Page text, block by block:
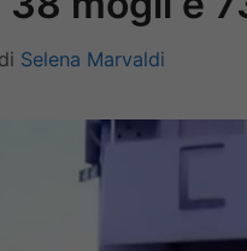
di Selena Marvaldi